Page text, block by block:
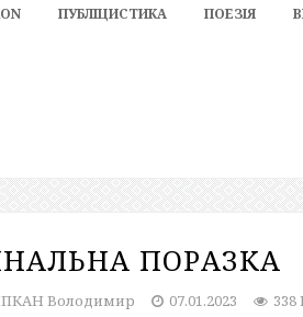
ПУБЛІЦИСТИКА ПОЕЗІЯ
ПОРАЗКА
Володимир 07.01.2023 338